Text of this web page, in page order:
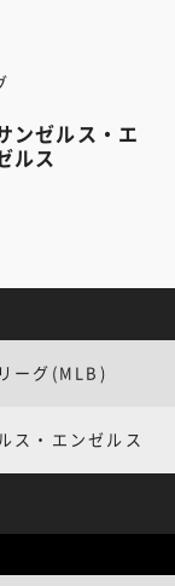
ンゼルス・エ
ルス
ーグ(MLB)
ス・エンゼルス